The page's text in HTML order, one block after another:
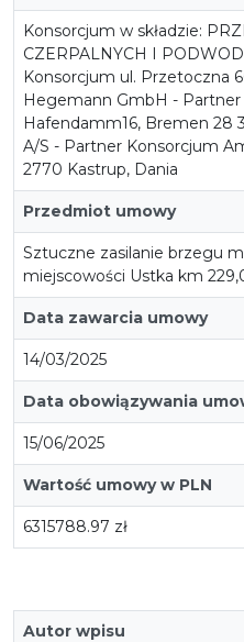
Konsorcjum w składzie:
CZERPALNYCH I
Konsorcjum ul. Przetoczna
Hegemann GmbH -
Hafendamm16, Bremen 28
A/S - Partner Konsorcjum
2770 Kastrup, Dania
Przedmiot umowy
Sztuczne zasilanie brzegu
miejscowości Ustka km
Data zawarcia umowy
14/03/2025
Data obowiązywania
15/06/2025
Wartość umowy w PLN
6315788.97 zł
Autor wpisu